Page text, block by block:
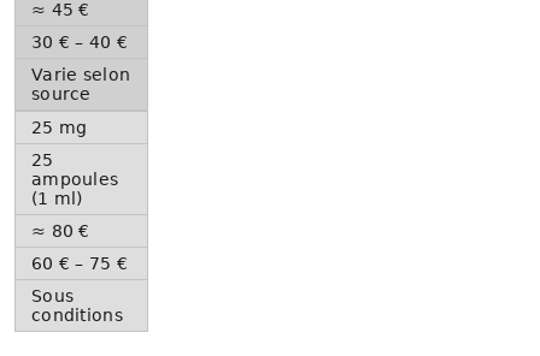
≈ 45 €
30 € – 40 €
Varie selon
source
25 mg
25
ampoules
(1 ml)
≈ 80 €
60 € – 75 €
Sous
conditions